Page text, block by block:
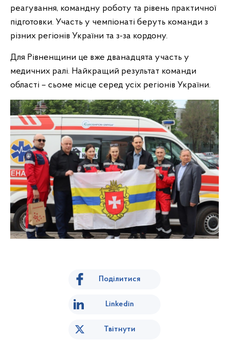
реагування, командну роботу та рівень практичної
підготовки. Участь у чемпіонаті беруть команди з
різних регіонів України та з-за кордону.
Для Рівненщини це вже дванадцята участь у
медичних ралі. Найкращий результат команди
області – сьоме місце серед усіх регіонів України.
Поділитися
Linkedin
Твітнути